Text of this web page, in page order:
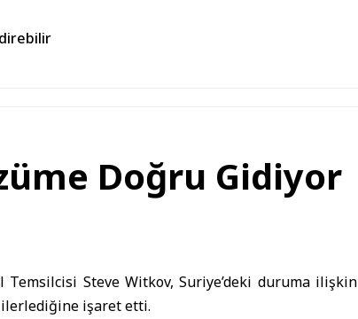
Doğru Gidiyor
Temsilcisi Steve Witkov, Suriye’deki duruma ilişkin
işaret etti.